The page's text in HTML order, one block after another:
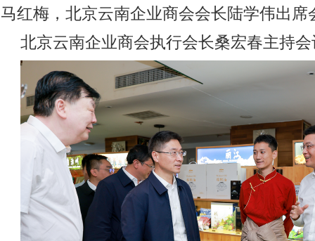
马红梅，北京云南企业商会会长陆学伟出席
北京云南企业商会执行会长桑宏春主持